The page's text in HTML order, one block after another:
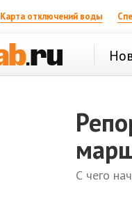
Карта отключений воды
С чего